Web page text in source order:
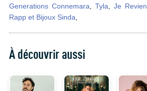
Generations Connemara
Tyla Je
Rapp et Bijoux Sinda
À découvrir aussi